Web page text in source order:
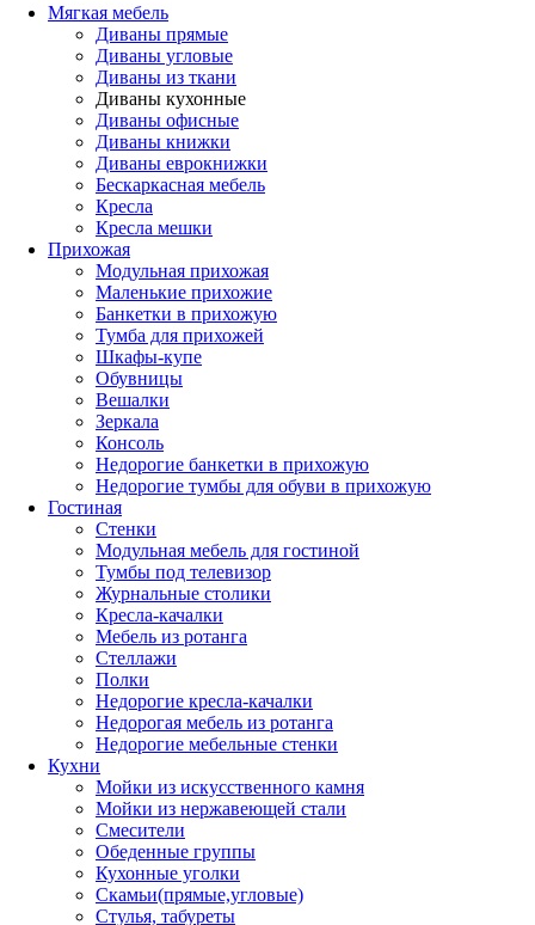
Мягкая мебель
Диваны прямые
Диваны угловые
Диваны из ткани
Диваны кухонные
Диваны офисные
Диваны книжки
Диваны еврокнижки
Бескаркасная мебель
Кресла
Кресла мешки
Прихожая
Модульная прихожая
Маленькие прихожие
Банкетки в прихожую
Тумба для прихожей
Шкафы-купе
Обувницы
Вешалки
Зеркала
Консоль
Недорогие банкетки в прихожую
Недорогие тумбы для обуви в прихожую
Гостиная
Стенки
Модульная мебель для гостиной
Тумбы под телевизор
Журнальные столики
Кресла-качалки
Мебель из ротанга
Стеллажи
Полки
Недорогие кресла-качалки
Недорогая мебель из ротанга
Недорогие мебельные стенки
Кухни
Мойки из искусственного камня
Мойки из нержавеющей стали
Смесители
Обеденные группы
Кухонные уголки
Скамьи(прямые,угловые)
Стулья, табуреты